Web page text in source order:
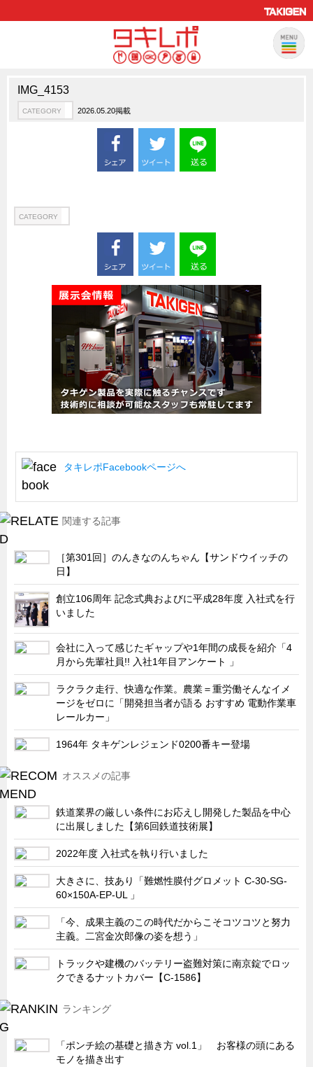
CATEGORY
新製品ロケットニュース
ハイセキュリティ錠前TAKシリーズ
CFRP（炭素繊維強化プラスチック）
ソリューション
船舶・港湾設備
試作・特注品の事例集
SDGs配慮・脱炭素
省力化製品
ロボット・自動化装置関連
EV・PHEV充電器関連
農業関連
半導体製造装置関連
共同溝・無電柱化関連
サーバーラック・エンクロジャー
特装車・バス・トラック関連
自動販売機・自動改札機関連
鉄道車両・駅舎関連
CATEGORY 連載
営業、丸ごとフカボリ
新製品開発最前線
Before After
隠れた名品
旬の野菜とタキゲン製品
PICK UP NEWS
図面の見方・書き方
キャビネット工業会規格「CA300」集中講義
ズバッとお悩み解決 テクニカル Q and A
瀧源点回帰
ちょっとユニークなお客様
IMG_4153
CATEGORY 2026.05.20掲載
CATEGORY
タキレポFacebookページへ
関連する記事
［第301回］のんきなのんちゃん【サンドウイッチの
日】
創立106周年 記念式典およびに平成28年度 入社式を行
いました
会社に入って感じたギャップや1年間の成長を紹介「4
月から先輩社員!! 入社1年目アンケート 」
ラクラク走行、快適な作業。農業＝重労働そんなイメ
ージをゼロに「開発担当者が語る おすすめ 電動作業車
レールカー」
1964年 タキゲンレジェンド0200番キー登場
オススメの記事
鉄道業界の厳しい条件にお応えし開発した製品を中心
に出展しました【第6回鉄道技術展】
2022年度 入社式を執り行いました
大きさに、技あり「難燃性膜付グロメット C-30-SG-
60×150A-EP-UL 」
「今、成果主義のこの時代だからこそコツコツと努力
主義。二宮金次郎像の姿を想う」
トラックや建機のバッテリー盗難対策に南京錠でロッ
クできるナットカバー【C-1586】
ランキング
「ポンチ絵の基礎と描き方 vol.1」 お客様の頭にある
モノを描き出す